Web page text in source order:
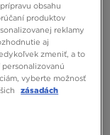
Filtrovať
obsahu
produktov
reklamy
aj
zmeniť, a to
vyberte možnosť
zásadách